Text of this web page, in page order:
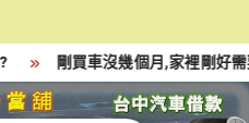
剛買車沒幾個月,家裡剛好